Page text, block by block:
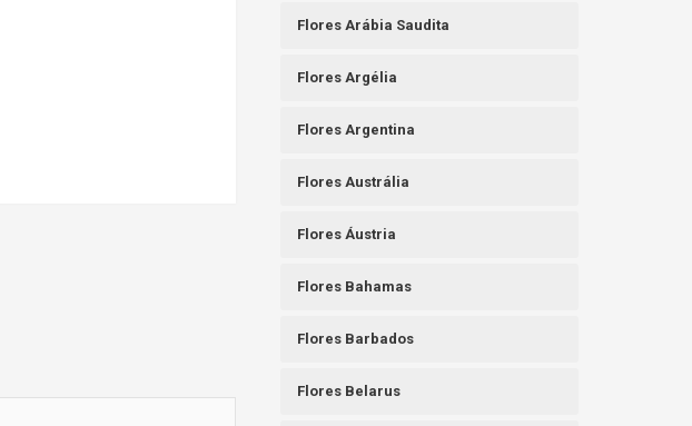
Flores Arábia Saudita
Flores Argélia
Flores Argentina
Flores Austrália
Flores Áustria
Flores Bahamas
Flores Barbados
Flores Belarus